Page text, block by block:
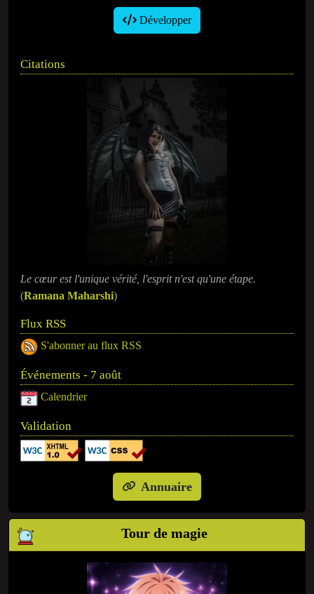
Développer
Citations
Le cœur est l'unique vérité, l'esprit n'est qu'une étape.
(Ramana Maharshi)
Flux RSS
S'abonner au flux RSS
Événements - 7 août
Calendrier
Validation
Annuaire
Tour de magie